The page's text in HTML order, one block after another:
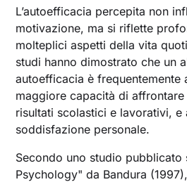
L’autoefficacia percepita non
motivazione, ma si riflette
molteplici aspetti della vita
studi hanno dimostrato che un
autoefficacia è frequentemente
maggiore capacità di affrontare
risultati scolastici e lavorativi, e
soddisfazione personale.
Secondo uno studio pubblicato
Psychology" da Bandura